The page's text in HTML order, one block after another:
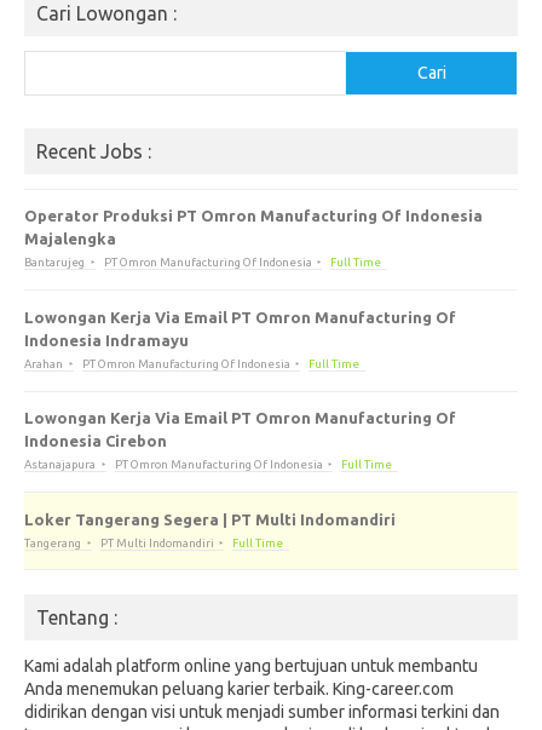
Cari Lowongan :
Cari
Recent Jobs :
Operator Produksi PT Omron Manufacturing Of Indonesia
Majalengka
Bantarujeg PT Omron Manufacturing Of Indonesia Full Time
Lowongan Kerja Via Email PT Omron Manufacturing Of
Indonesia Indramayu
Arahan PT Omron Manufacturing Of Indonesia Full Time
Lowongan Kerja Via Email PT Omron Manufacturing Of
Indonesia Cirebon
Astanajapura PT Omron Manufacturing Of Indonesia Full Time
Loker Tangerang Segera | PT Multi Indomandiri
Tangerang PT Multi Indomandiri Full Time
Tentang :
Kami adalah platform online yang bertujuan untuk membantu
Anda menemukan peluang karier terbaik. King-career.com
didirikan dengan visi untuk menjadi sumber informasi terkini dan